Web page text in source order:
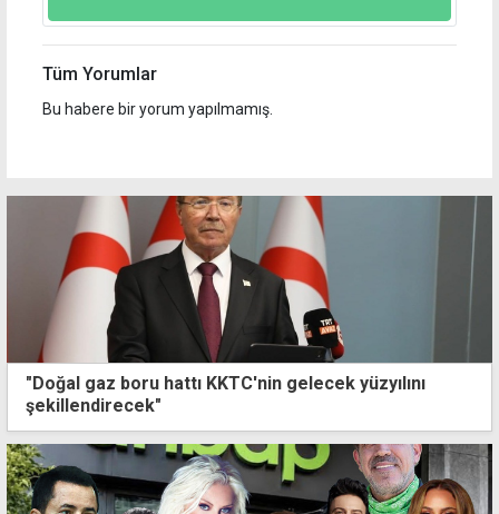
Tüm Yorumlar
Bu habere bir yorum yapılmamış.
"Doğal gaz boru hattı KKTC'nin gelecek yüzyılını
şekillendirecek"